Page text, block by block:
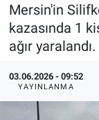
Mersin'in
kazasında 1
ağır yaralandı.
03.06.2026 - 09:52
YAYINLANMA
Son
Haber Arşivi